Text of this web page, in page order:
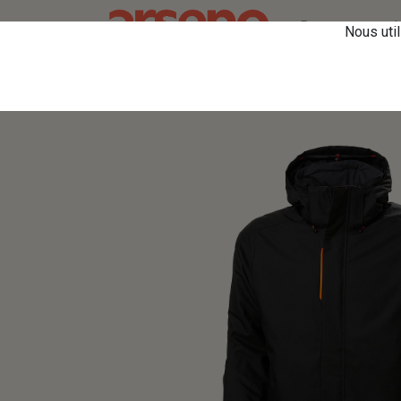
Retourner vers
Nous